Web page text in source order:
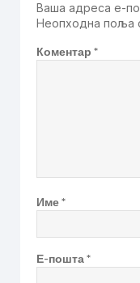
Ваша адреса е-
Неопходна поља
Коментар *
Име*
Е-пошта*